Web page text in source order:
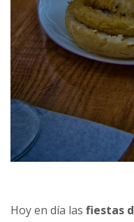
Hoy en día las fiestas